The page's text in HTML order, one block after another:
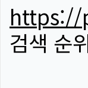
https://
검색 순